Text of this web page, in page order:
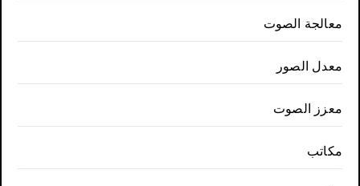
معالجة الصوت
معدل الصور
معزز الصوت
مكاتب